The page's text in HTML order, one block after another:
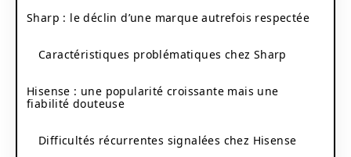
Sharp : le déclin d’une marque autrefois respectée
Caractéristiques problématiques chez Sharp
Hisense : une popularité croissante mais une
fiabilité douteuse
Difficultés récurrentes signalées chez Hisense